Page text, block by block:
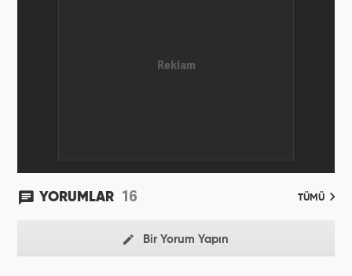
YORUMLAR 16 TÜMÜ
Bir Yorum Yapın